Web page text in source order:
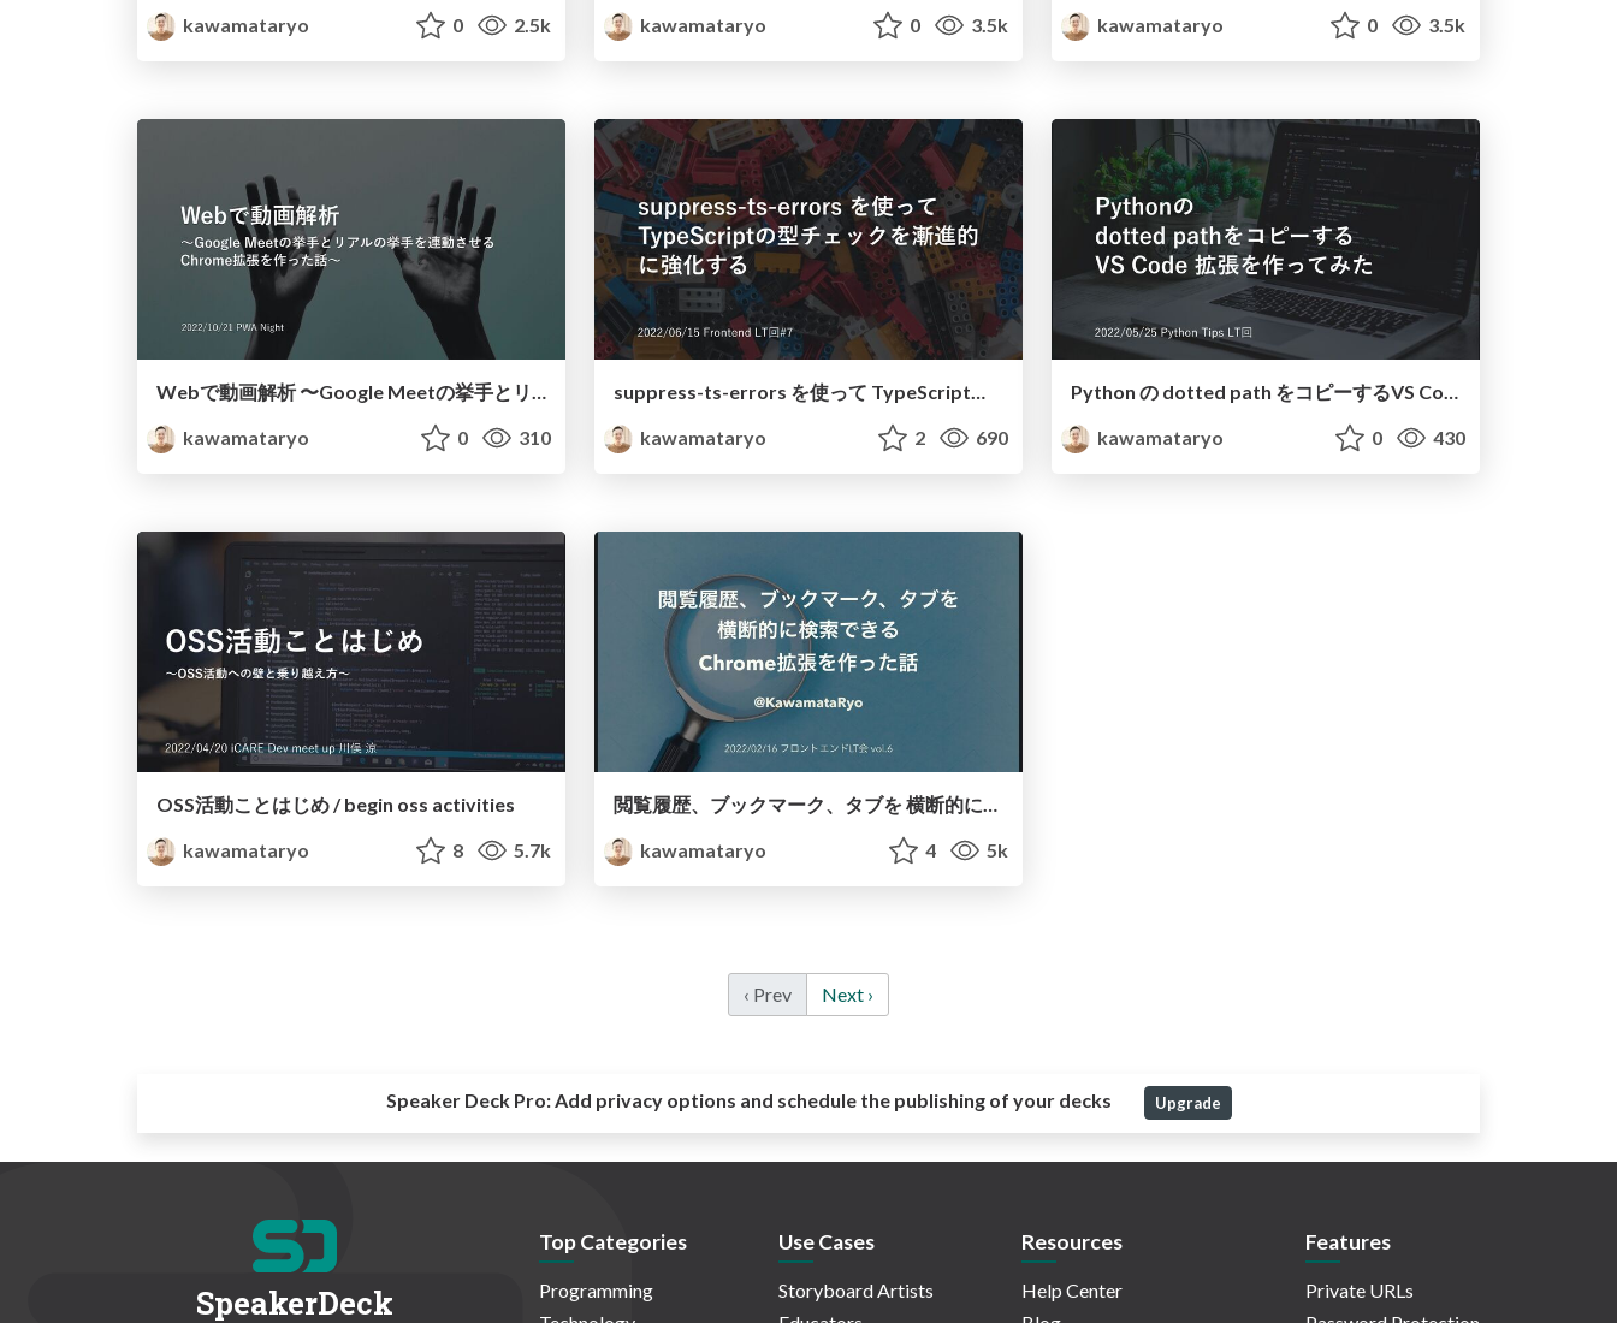
kawamataryo
0 2.5k
kawamataryo
0 3.5k
kawamataryo
0 3.5k
Webで動画解析 〜Google Meetの挙手とリアルの挙手を連動させるChrome拡張作った話〜 / sync-raise-hand
kawamataryo
0 310
suppress-ts-errors を使って TypeScriptの型チェックを漸進的に強化する / Introducing-suppress-ts-errors
kawamataryo
2 690
Python の dotted path をコピーするVS Code 拡張を作ってみた / I made a copy python path.
kawamataryo
0 430
OSS活動ことはじめ / begin oss activities
kawamataryo
8 5.7k
閲覧履歴、ブックマーク、タブを 横断的に検索できる Chrome拡張を作った話 / introduction to chikamichi
kawamataryo
4 5k
‹ Prev Next ›
Speaker Deck Pro:Add privacy options and schedule the publishing of your decks Upgrade
SpeakerDeck
Top Categories
Programming
Use Cases
Storyboard Artists
Resources
Help Center
Features
Private URLs